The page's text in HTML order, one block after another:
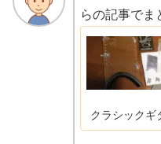
らの記事でま
クラシックギ